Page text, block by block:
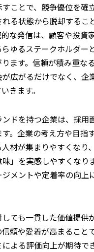
ことで、競争優位を確
る状態から脱却するこ
な発信は、顧客や投資
ゆるステークホルダー
ます。信頼が積み重な
広がるだけでなく、企
きます。
ドを持つ企業は、採用
。企業の考え方や目指
材が集まりやすくなり
味」を実感しやすくなり
メントや定着率の向上
ても一貫した価値提供
頼や愛着が高まること
よる評価向上が期待で